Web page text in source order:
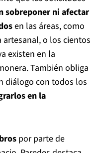
sobreponer ni afectar
en las áreas, como
artesanal, o los cientos
existen en la
También obliga
diálogo con todos los
en la
por parte de